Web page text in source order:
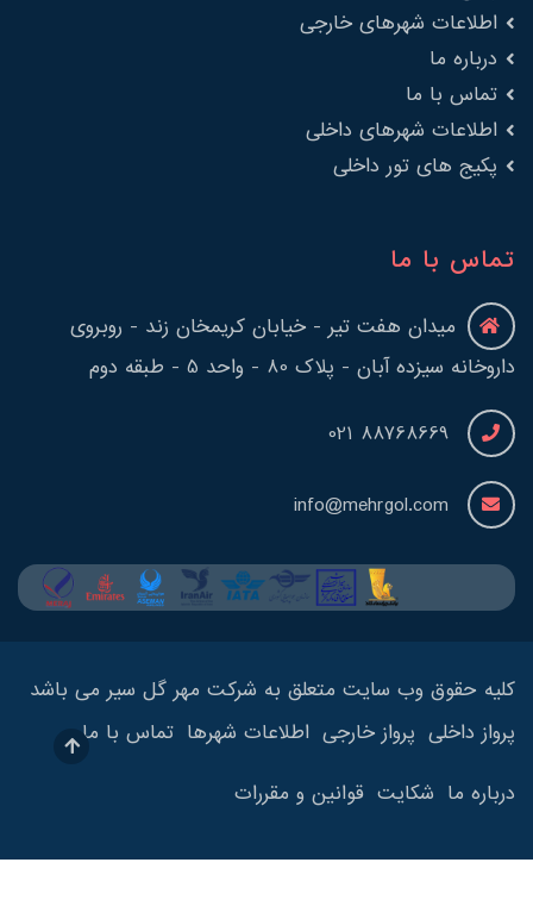
اطلاعات شهرهای خارجی
درباره ما
تماس با ما
اطلاعات شهرهای داخلی
پکیج های تور داخلی
تماس با ما
میدان هفت تیر - خیابان کریمخان زند - روبروی
داروخانه سیزده آبان - پلاک 80 - واحد 5 - طبقه دوم
88768669 021
info@mehrgol.com
کلیه حقوق وب سایت متعلق به شرکت مهر گل سیر می باشد
پرواز داخلی پرواز خارجی اطلاعات شهرها تماس با ما
درباره ما شکایت قوانین و مقررات